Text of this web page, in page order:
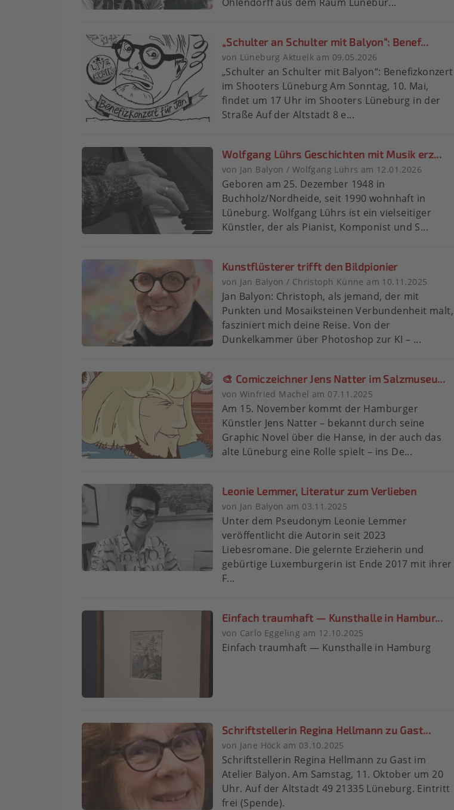
„Schulter an Schulter mit Balyon“: Benef...
von Lüneburg Aktuelk am 09.05.2026
„Schulter an Schulter mit Balyon“: Benefizkonzert
im Shooters Lüneburg Am Sonntag, 10. Mai,
findet um 17 Uhr im Shooters Lüneburg in der
Straße Auf der Altstadt 8 e...
Wolfgang Lührs Geschichten mit Musik erz...
von Jan Balyon / Wolfgang Lührs am 12.01.2026
Geboren am 25. Dezember 1948 in
Buchholz/Nordheide, seit 1990 wohnhaft in
Lüneburg. Wolfgang Lührs ist ein vielseitiger
Künstler, der als Pianist, Komponist und S...
Kunstflüsterer trifft den Bildpionier
von Jan Balyon / Christoph Künne am 10.11.2025
Jan Balyon: Christoph, als jemand, der mit
Punkten und Mosaiksteinen Verbundenheit malt,
fasziniert mich deine Reise. Von der
Dunkelkammer über Photoshop zur KI – ...
🎨 Comiczeichner Jens Natter im Salzmuseu...
von Winfried Machel am 07.11.2025
Am 15. November kommt der Hamburger
Künstler Jens Natter – bekannt durch seine
Graphic Novel über die Hanse, in der auch das
alte Lüneburg eine Rolle spielt – ins De...
Leonie Lemmer, Literatur zum Verlieben
von Jan Balyon am 03.11.2025
Unter dem Pseudonym Leonie Lemmer
veröffentlicht die Autorin seit 2023
Liebesromane. Die gelernte Erzieherin und
gebürtige Luxemburgerin ist Ende 2017 mit ihrer
F...
Einfach traumhaft — Kunsthalle in Hambur...
von Carlo Eggeling am 12.10.2025
Einfach traumhaft — Kunsthalle in Hamburg
Schriftstellerin Regina Hellmann zu Gast...
von Jane Höck am 03.10.2025
Schriftstellerin Regina Hellmann zu Gast im
Atelier Balyon. Am Samstag, 11. Oktober um 20
Uhr. Auf der Altstadt 49 21335 Lüneburg. Eintritt
frei (Spende).